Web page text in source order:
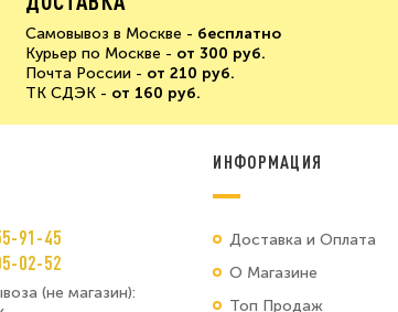
Самовывоз в Москве - бесплатно
Курьер по Москве - от 300 руб.
Почта России - от 210 руб.
ТК СДЭК - от 160 руб.
91-45
02-52
(не магазин):
ИНФОРМАЦИЯ
Доставка и Оплата
О Магазине
Топ Продаж